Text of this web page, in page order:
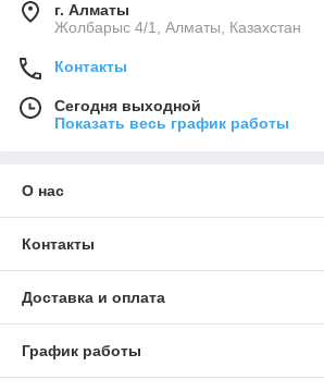
г. Алматы
Жолбарыс 4/1, Алматы, Казахстан
Контакты
Сегодня выходной
Показать весь график работы
О нас
Контакты
Доставка и оплата
График работы